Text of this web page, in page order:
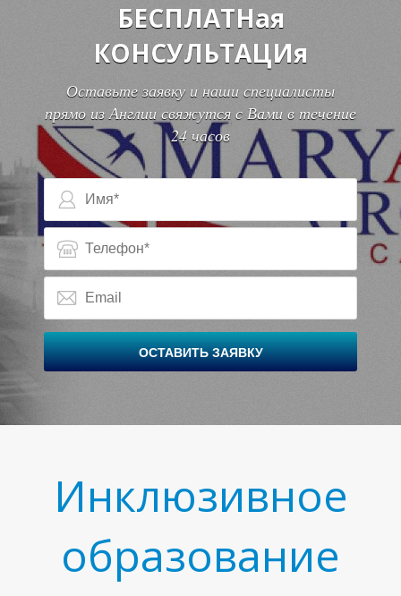
БЕСПЛАТНая
КОНСУЛЬТАЦИя
Оставьте заявку и наши специалисты
прямо из Англии свяжутся с Вами в течение
24 часов
ОСТАВИТЬ ЗАЯВКУ
Инклюзивное
образование